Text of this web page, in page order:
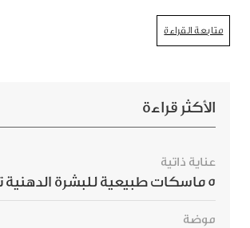
متابعة القراءة
الأكثر قراءة
عناية ذاتية
موضة